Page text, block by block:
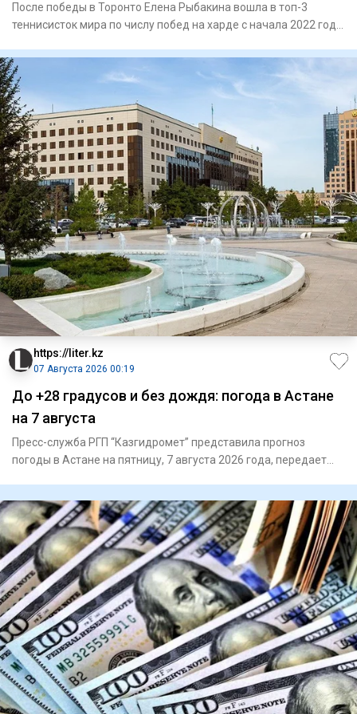
После победы в Торонто Елена Рыбакина вошла в топ-3
теннисисток мира по числу побед на харде с начала 2022 года,
https://liter.kz
07 Августа 2026 00:19
До +28 градусов и без дождя: погода в Астане
на 7 августа
Пресс-служба РГП “Казгидромет” представила прогноз
погоды в Астане на пятницу, 7 августа 2026 года, передает